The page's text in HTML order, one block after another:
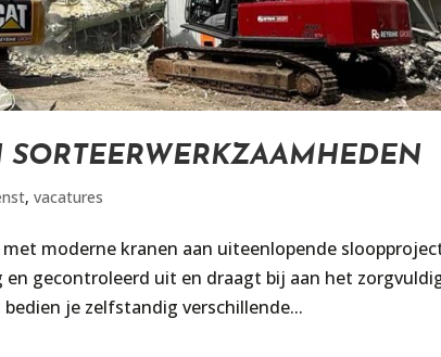
,vacatures
met moderne kranen aan uiteenlopende
gecontroleerd uit en draagt bij aan het
je zelfstandig verschillende...